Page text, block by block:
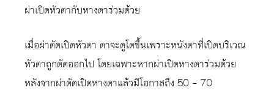
ผ่าเปิดหัวตากับหางตาร่วมด้วย
เมื่อผ่าตัดเปิดหัวตา ตาจะดูโตขึ้นเพราะหนังตาที่เปิดบริเวณ
หัวตาถูกตัดออกไป โดยเฉพาะหากผ่าเปิดหางตาร่วมด้วย
หลังจากผ่าตัดเปิดหางตาแล้วมีโอกาสถึง 50 – 70